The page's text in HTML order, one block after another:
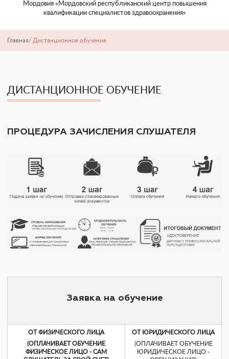
Мордовия «Мордовский республиканский центрповышения
квалификации специалистов здравоохранения»
Главная/ Дистанционное обучение
ДИСТАНЦИОННОЕ ОБУЧЕНИЕ
ПРОЦЕДУРА ЗАЧИСЛЕНИЯ СЛУШАТЕЛЯ
Заявка на обучение
ОТ ФИЗИЧЕСКОГО ЛИЦА
(ОПЛАЧИВАЕТ ОБУЧЕНИЕ
ФИЗИЧЕСКОЕ ЛИЦО - САМ
ОТ ЮРИДИЧЕСКОГО ЛИЦА
(ОПЛАЧИВАЕТ ОБУЧЕНИЕ
ЮРИДИЧЕСКОЕ ЛИЦО -